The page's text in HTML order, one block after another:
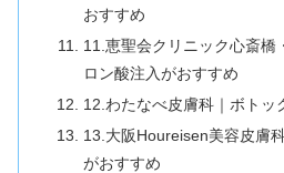
おすすめ
11.恵聖会クリニック心斎橋
ロン酸注入がおすすめ
12.わたなべ皮膚科｜ボトッ
13.大阪Houreisen美容皮膚
がおすすめ